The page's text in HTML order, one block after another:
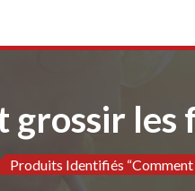
les
Produits Identifiés “comment